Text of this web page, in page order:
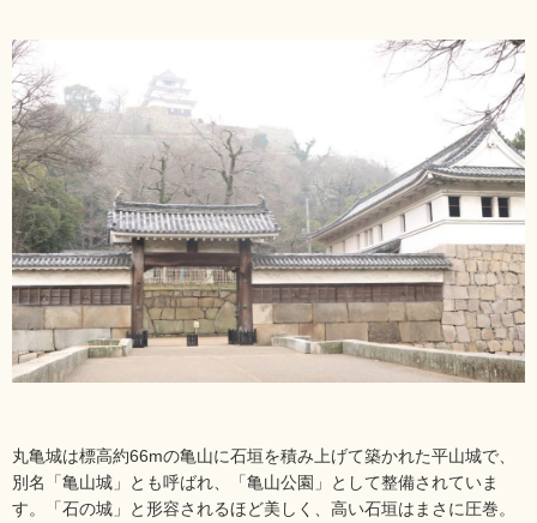
丸亀城は標高約66mの亀山に石垣を積み上げて築かれた平山城で、
別名「亀山城」とも呼ばれ、「亀山公園」として整備されていま
す。「石の城」と形容されるほど美しく、高い石垣はまさに圧巻。